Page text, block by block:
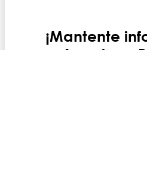
¡Mantente
American